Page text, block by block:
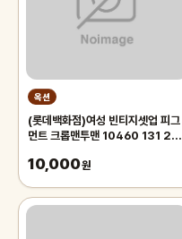
옥션
(롯데백화점)여성 빈티지셋업 피그
먼트 크롭맨투맨 10460 131 256
10,000원